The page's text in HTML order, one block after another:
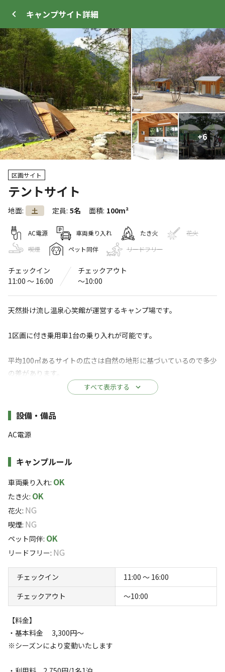
キャンプサイト詳細
+6
区画サイト
テントサイト
地面: 土 定員: 5名 面積: 100m²
AC電源 車両乗り入れ たき火
花火
喫煙
ペット同伴 リードフリー
チェックイン
11:00 〜 16:00
チェックアウト
〜10:00
天然掛け流し温泉心笑館が運営するキャンプ場です。
1区画に付き乗用車1台の乗り入れが可能です。
平均100㎡あるサイトの広さは自然の地形に基づいているので多少
の差があります。
※1区画につき定員5名となります。それ以上の人数でご予約をご
希望の場合は、もう1区画ご予約をお取りください。
当キャンプ場はテントのレンタル・ご用意がございません。
すべて表示する
施設詳細
設備・備品
AC電源
キャンプルール
車両乗り入れ: OK
たき火: OK
花火: NG
喫煙: NG
ペット同伴: OK
リードフリー: NG
チェックイン
11:00 〜 16:00
チェックアウト
〜10:00
【料金】
・基本料金 3,300円～
※シーズンにより変動いたします
+19
トップ
WEB予約可能
天然温泉源泉かけ流し 心笑キャンプ場
〒398-0001 長野県 大町市平高瀬入2112-316
駐車場 自動販売機
※詳しくは「キャンプ場情報 」をご確認ください。
黒部ダム入口「扇沢駅」15分｜源泉かけ流し温
泉＆温泉入り放題キャンプ場【心笑館】
黒部ダム観光の拠点に最適！扇沢駅から車でわずか15
分。日帰り天然掛け流し温泉「心笑館(ここえかん)」が提
供する、温泉入り放題のキャンプ場です。
入り放題！疲れた体を癒やし、リフレッシュできます。
キャンプ場のすぐ横には清流「籠川」が流れ、豊かな自然
を満喫できます。川のせせらぎを聞きながら、ゆったりと
した時間を過ごしませんか？
炊事場やウォシュレット付きトイレなど、設備も充実。初
心者の方でも安心してご利用いただけます。
♨日帰り温泉♨
キャンプ場滞在中は何度でもご入浴頂けます！
【温泉営業時間】8:00～17:00（最終受付）
※状況により変動がございます、温泉の営業時間等はお問
い合わせください。
841.2m
雰囲気
まったり
落ち着く